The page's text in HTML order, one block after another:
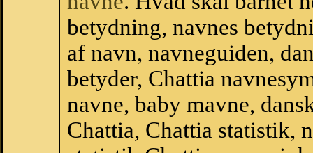
betydning, navnes
af navn, navneguiden,
betyder, Chattia
navne, baby mavne,
Chattia, Chattia statistik,